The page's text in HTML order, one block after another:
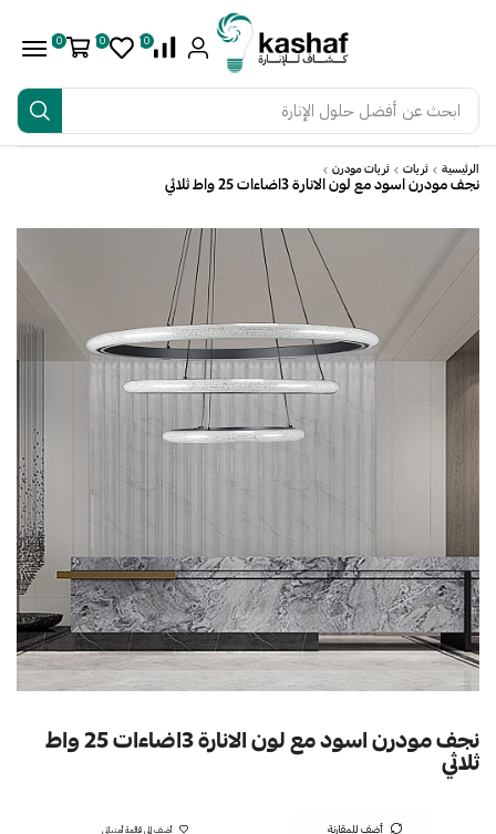
ابحث عن أفضل حلول الإنارة
0
0
0
الرئيسية ثريات ثريات مودرن
نجف مودرن اسود مع لون الانارة 3اضاءات 25 واط ثلاثي
نجف مودرن اسود مع لون الانارة 3اضاءات 25 واط
ثلاثي
أضف للمقارنة أضف إلى قائمة أمنياتي